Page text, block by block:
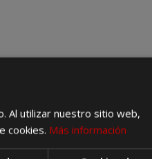
Al utilizar nuestro sitio web,
cookies. Más información